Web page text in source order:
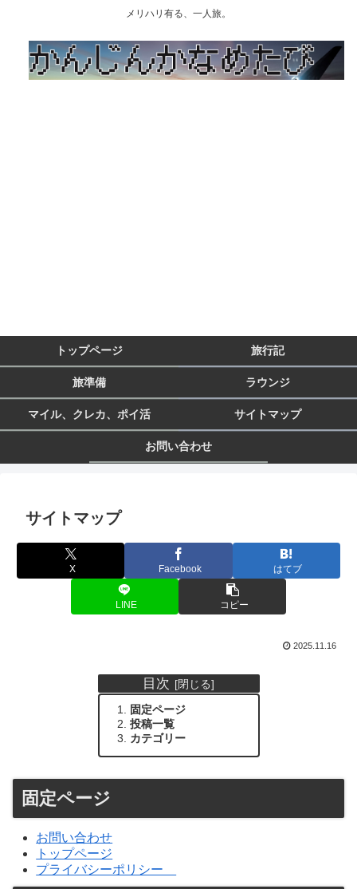
メリハリ有る、一人旅。
トップページ 旅行記
旅準備 ラウンジ
マイル、クレカ、ポイ活 サイトマップ
お問い合わせ
サイトマップ
X Facebook はてブ
LINE コピー
2025.11.16
目次
固定ページ
投稿一覧
カテゴリー
固定ページ
お問い合わせ
トップページ
プライバシーポリシー